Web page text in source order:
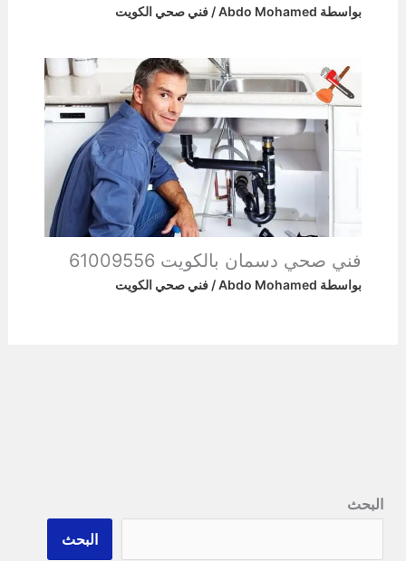
بواسطة Abdo Mohamed
/ فني صحي الكويت
فني صحي دسمان بالكويت 61009556
بواسطة Abdo Mohamed
/ فني صحي الكويت
البحث
البحث